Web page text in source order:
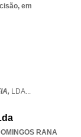
em
LDA...
RANA